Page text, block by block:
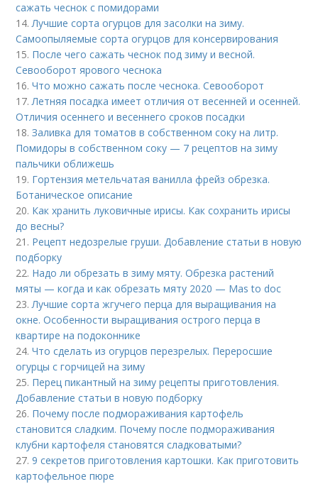
сажать чеснок с помидорами
14.Лучшие сорта огурцов для засолки на зиму.
Самоопыляемые сорта огурцов для консервирования
15. После чего сажать чеснок под зиму и весной.
Севооборот ярового чеснока
16.Что можно сажать после чеснока. Севооборот
17.Летняя посадка имеет отличия от весенней и осенней.
Отличия осеннего и весеннего сроков посадки
18.Заливка для томатов в собственном соку на литр.
Помидоры в собственном соку — 7 рецептов на зиму
пальчики оближешь
19. Гортензия метельчатая ванилла фрейз обрезка.
Ботаническое описание
20. Как хранить луковичные ирисы. Как сохранить ирисы
до весны?
21. Рецепт недозрелые груши. Добавление статьи в новую
подборку
22. Надо ли обрезать в зиму мяту. Обрезка растений
мяты — когда и как обрезать мяту 2020 — Mas to doc
23.Лучшие сорта жгучего перца для выращивания на
окне. Особенности выращивания острого перца в
квартире на подоконнике
24.Что сделать из огурцов перезрелых. Переросшие
огурцы с горчицей на зиму
25. Перец пикантный на зиму рецепты приготовления.
Добавление статьи в новую подборку
26. Почему после подмораживания картофель
становится сладким. Почему после подмораживания
клубни картофеля становятся сладковатыми?
27.9 секретов приготовления картошки. Как приготовить
картофельное пюре